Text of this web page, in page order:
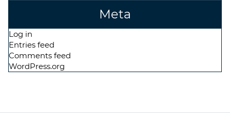
Meta
Log in
Entries feed
Comments feed
WordPress.org